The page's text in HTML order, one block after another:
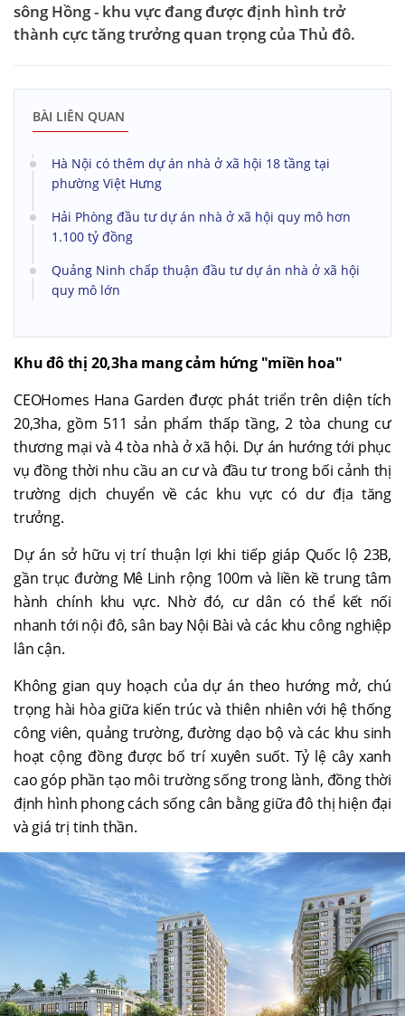
sông Hồng - khu vực đang được định hình trở
thành cực tăng trưởng quan trọng của Thủ đô.
BÀI LIÊN QUAN
Hà Nội có thêm dự án nhà ở xã hội 18 tầng tại
phường Việt Hưng
Hải Phòng đầu tư dự án nhà ở xã hội quy mô hơn
1.100 tỷ đồng
Quảng Ninh chấp thuận đầu tư dự án nhà ở xã hội
quy mô lớn
Khu đô thị 20,3ha mang cảm hứng "miền hoa"
CEOHomes Hana Garden được phát triển trên diện tích
20,3ha, gồm 511 sản phẩm thấp tầng, 2 tòa chung cư
thương mại và 4 tòa nhà ở xã hội. Dự án hướng tới phục
vụ đồng thời nhu cầu an cư và đầu tư trong bối cảnh thị
trường dịch chuyển về các khu vực có dư địa tăng
trưởng.
Dự án sở hữu vị trí thuận lợi khi tiếp giáp Quốc lộ 23B,
gần trục đường Mê Linh rộng 100m và liền kề trung tâm
hành chính khu vực. Nhờ đó, cư dân có thể kết nối
nhanh tới nội đô, sân bay Nội Bài và các khu công nghiệp
lân cận.
Không gian quy hoạch của dự án theo hướng mở, chú
trọng hài hòa giữa kiến trúc và thiên nhiên với hệ thống
công viên, quảng trường, đường dạo bộ và các khu sinh
hoạt cộng đồng được bố trí xuyên suốt. Tỷ lệ cây xanh
cao góp phần tạo môi trường sống trong lành, đồng thời
định hình phong cách sống cân bằng giữa đô thị hiện đại
và giá trị tinh thần.